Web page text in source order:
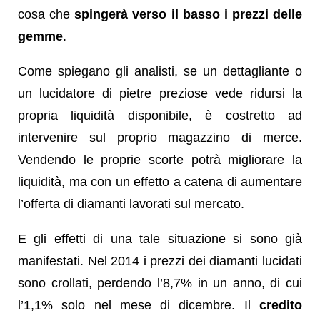
cosa chespingerà verso il basso i prezzi delle
gemme.
Come spiegano gli analisti, se un dettagliante o
un lucidatore di pietre preziose vede ridursi la
propria liquidità disponibile, è costretto ad
intervenire sul proprio magazzino di merce.
Vendendo le proprie scorte potrà migliorare la
liquidità, ma con un effetto a catena di aumentare
l’offerta di diamanti lavorati sul mercato.
E gli effetti di una tale situazione si sono già
manifestati. Nel 2014 i prezzi dei diamanti lucidati
sono crollati, perdendo l’8,7% in un anno, di cui
l’1,1% solo nel mese di dicembre. Il credito